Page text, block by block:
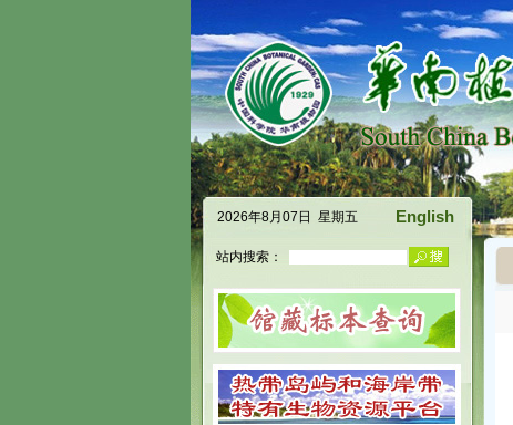
2026年8月07日 星期五 English
站内搜索：